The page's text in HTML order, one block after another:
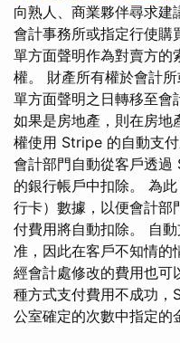
向熟人、商業夥伴尋求建
會計事務所或指定行使購
單方面聲明作為對賣方的
權。 財產所有權於會計
單方面聲明之日轉移至會
如果是房地產，則在房地
權使用 Stripe 的自動支
會計部門自動從客戶透
的銀行帳戶中扣除。 為
行卡）數據，以便會計部
付費用將自動扣除。 自
准，因此在客戶不知情的
經會計處修改的費用也可
種方式支付費用不成功
公室確定的次數中指定的